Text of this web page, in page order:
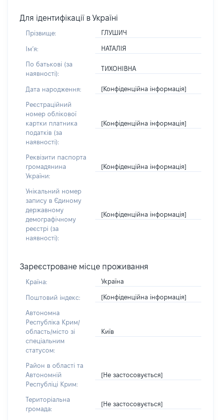
Для ідентифікації в Україні
Прізвище: ГЛУШИЧ
Імʼя: НАТАЛІЯ
По батькові (за
наявності):
ТИХОНІВНА
Дата народження: [Конфіденційна інформація]
Реєстраційний
номер облікової
картки платника
податків (за
наявності):
[Конфіденційна інформація]
Реквізити паспорта
громадянина
України:
[Конфіденційна інформація]
Унікальний номер
запису в Єдиному
державному
демографічному
реєстрі (за
наявності):
[Конфіденційна інформація]
Зареєстроване місце проживання
Країна: Україна
Поштовий індекс: [Конфіденційна інформація]
Автономна
Республіка Крим/
область/місто зі
спеціальним
статусом:
Київ
Район в області та
Автономній
Республіці Крим:
[Не застосовується]
Територіальна
громада:
[Не застосовується]